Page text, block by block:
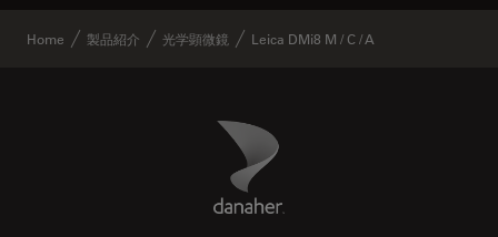
Home 製品紹介 光学顕微鏡 Leica DMi8 M / C / A
Danaher Logo